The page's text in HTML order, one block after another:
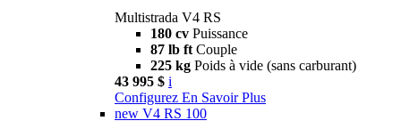
Multistrada V4 RS
180 cv Puissance
87 lb ft Couple
225 kg Poids à vide (sans carburant)
43 995 $ i
Configurez En Savoir Plus
new V4 RS 100